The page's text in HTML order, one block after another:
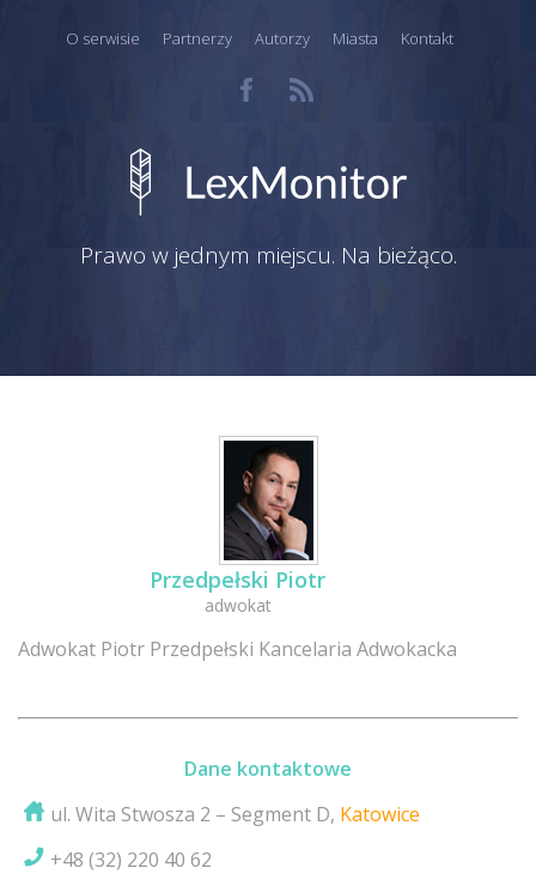
O serwisie Partnerzy Autorzy Miasta Kontakt
Prawo w jednym miejscu. Na bieżąco.
Przedpełski Piotr
adwokat
Adwokat Piotr Przedpełski Kancelaria Adwokacka
Dane kontaktowe
ul. Wita Stwosza 2 – Segment D, Katowice
+48 (32) 220 40 62